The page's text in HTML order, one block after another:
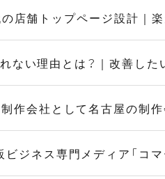
の店舗トップページ設計｜
ない理由とは？｜改善した
制作会社として名古屋の制
ビジネス専門メディア「コ